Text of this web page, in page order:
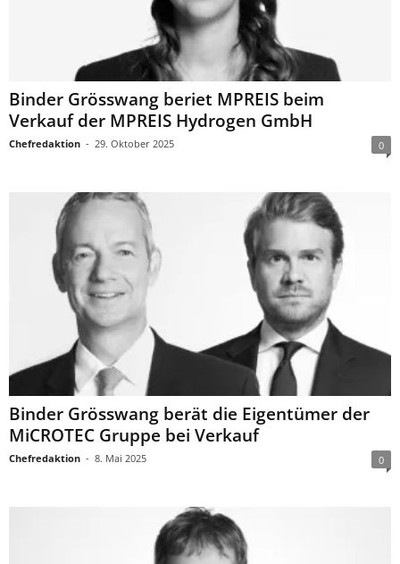
Binder Grösswang beriet MPREIS beim
Verkauf der MPREIS Hydrogen GmbH
Chefredaktion - 29. Oktober 2025 0
Binder Grösswang berät die Eigentümer der
MiCROTEC Gruppe bei Verkauf
Chefredaktion - 8. Mai 2025 0